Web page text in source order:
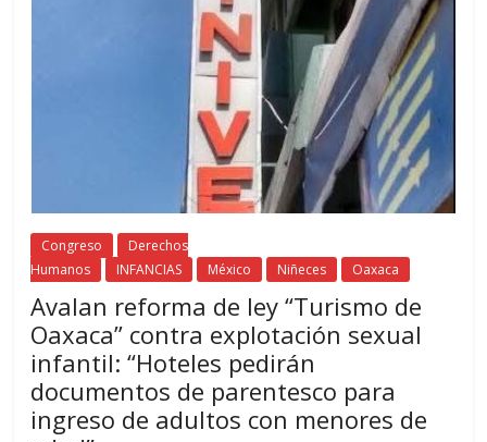
Congreso
Derechos
Humanos
INFANCIAS México Niñeces Oaxaca
Avalan reforma de ley “Turismo de
Oaxaca” contra explotación sexual
infantil: “Hoteles pedirán
documentos de parentesco para
ingreso de adultos con menores de